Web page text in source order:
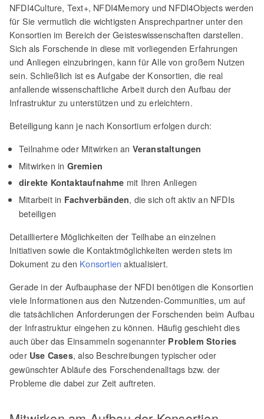
NFDI4Culture, Text+, NFDI4Memory und NFDI4Objects werden
für Sie vermutlich die wichtigsten Ansprechpartner unter den
Konsortien im Bereich der Geisteswissenschaften darstellen.
Sich als Forschende in diese mit vorliegenden Erfahrungen
und Anliegen einzubringen, kann für Alle von großem Nutzen
sein. Schließlich ist es Aufgabe der Konsortien, die real
anfallende wissenschaftliche Arbeit durch den Aufbau der
Infrastruktur zu unterstützen und zu erleichtern.
Beteiligung kann je nach Konsortium erfolgen durch:
Teilnahme oder Mitwirken an Veranstaltungen
Mitwirken in Gremien
direkte Kontaktaufnahme mit Ihren Anliegen
Mitarbeit in Fachverbänden, die sich oft aktiv an NFDIs
beteiligen
Detailliertere Möglichkeiten der Teilhabe an einzelnen
Initiativen sowie die Kontaktmöglichkeiten werden stets im
Dokument zu den Konsortien aktualisiert.
Gerade in der Aufbauphase der NFDI benötigen die Konsortien
viele Informationen aus den Nutzenden-Communities, um auf
die tatsächlichen Anforderungen der Forschenden beim Aufbau
der Infrastruktur eingehen zu können. Häufig geschieht dies
auch über das Einsammeln sogenannter Problem Stories
oder Use Cases, also Beschreibungen typischer oder
gewünschter Abläufe des Forschendenalltags bzw. der
Probleme die dabei zur Zeit auftreten.